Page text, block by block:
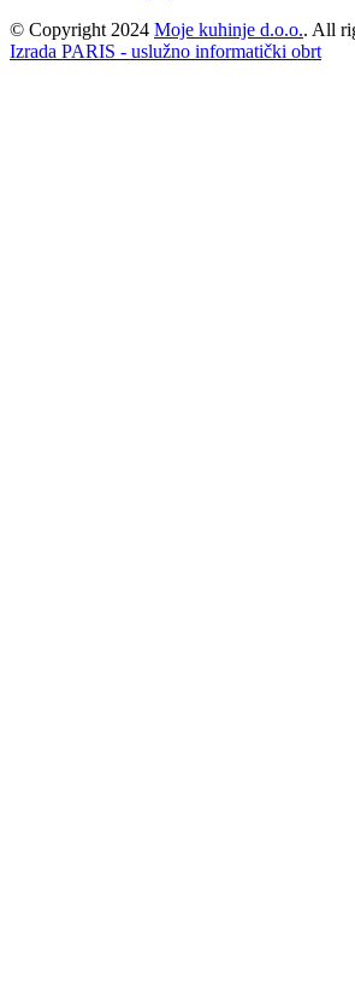
© Copyright 2024 Moje kuhinje d.o.o.. All
Izrada PARIS - uslužno informatički obrt